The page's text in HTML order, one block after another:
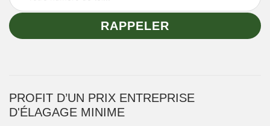
PROFIT D’UN PRIX ENTREPRISE
D'ÉLAGAGE MINIME